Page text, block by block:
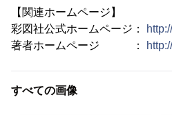
【関連ホームページ】
彩図社公式ホームページ：
著者ホームページ ：
すべての画像